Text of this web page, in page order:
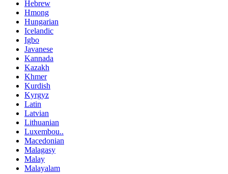
Hebrew
Hmong
Hungarian
Icelandic
Igbo
Javanese
Kannada
Kazakh
Khmer
Kurdish
Kyrgyz
Latin
Latvian
Lithuanian
Luxembou..
Macedonian
Malagasy
Malay
Malayalam